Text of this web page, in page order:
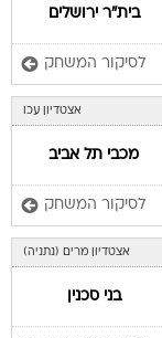
בית"ר ירושלים
לסיקור המשחק
אצטדיון עכו
מכבי תל אביב
לסיקור המשחק
אצטדיון מרים (נתניה)
בני סכנין